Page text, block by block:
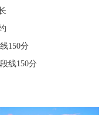
150分
线150分